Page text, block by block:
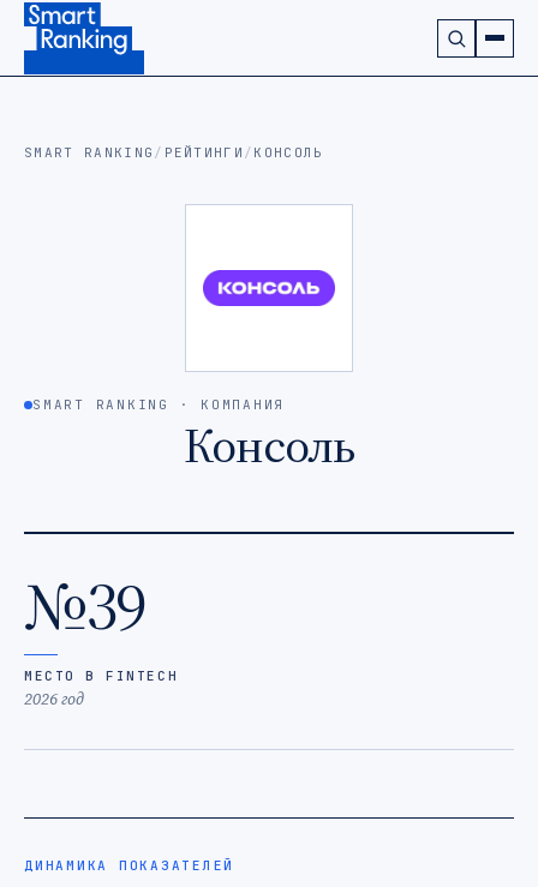
Подписаться на наш канал в Telegram (откроется в
SMART RANKING / РЕЙТИНГИ / КОНСОЛЬ
SMART RANKING · КОМПАНИЯ
Консоль
№39
МЕСТО В FINTECH
2026 год
ДИНАМИКА ПОКАЗАТЕЛЕЙ